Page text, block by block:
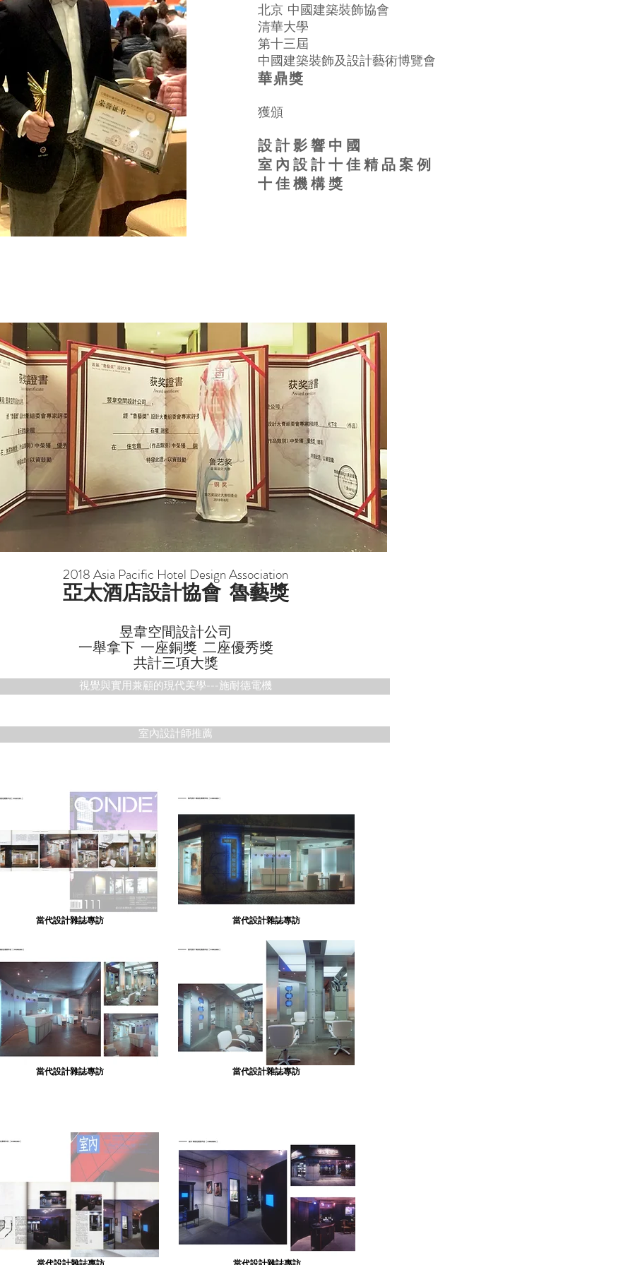
北京 中國建築裝飾協會
清華大學
第十三屆
中國建築裝飾及設計藝術博覽會
華鼎獎
獲頒
設計影響中國
室內設計十佳精品案例
十佳機構獎
2018 Asia Pacific Hotel Design Association
亞太酒店設計協會 魯藝獎
昱韋空間設計公司
一舉拿下 一座銅獎 二座優秀獎
共計三項大獎
視覺與實用兼顧的現代美學---施耐德電機
室內設計師推薦
當代設計雜誌專訪 當代設計雜誌專訪
當代設計雜誌專訪 當代設計雜誌專訪